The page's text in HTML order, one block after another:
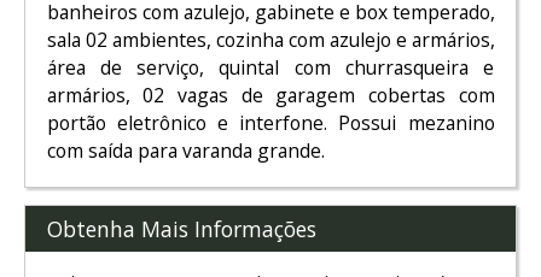
banheiros com azulejo, gabinete e box temperado,
sala 02 ambientes, cozinha com azulejo e armários,
área de serviço, quintal com churrasqueira e
armários, 02 vagas de garagem cobertas com
portão eletrônico e interfone. Possui mezanino
com saída para varanda grande.
Obtenha Mais Informações